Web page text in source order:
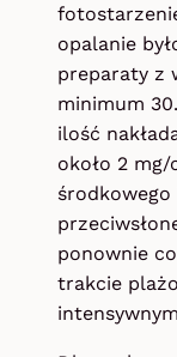
opalanie
preparaty z
minimum
ilość
około 2 mg/
ponownie
trakcie